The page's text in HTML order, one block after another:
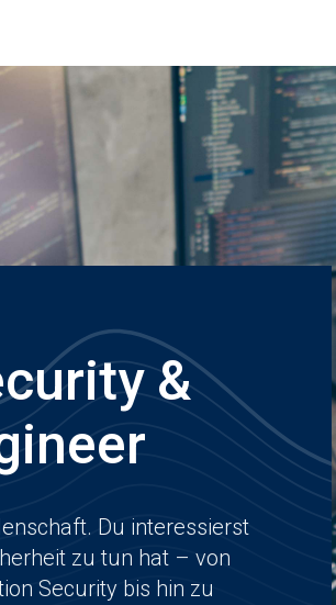
&
Du interessierst
zu tun hat – von
Security bis hin zu